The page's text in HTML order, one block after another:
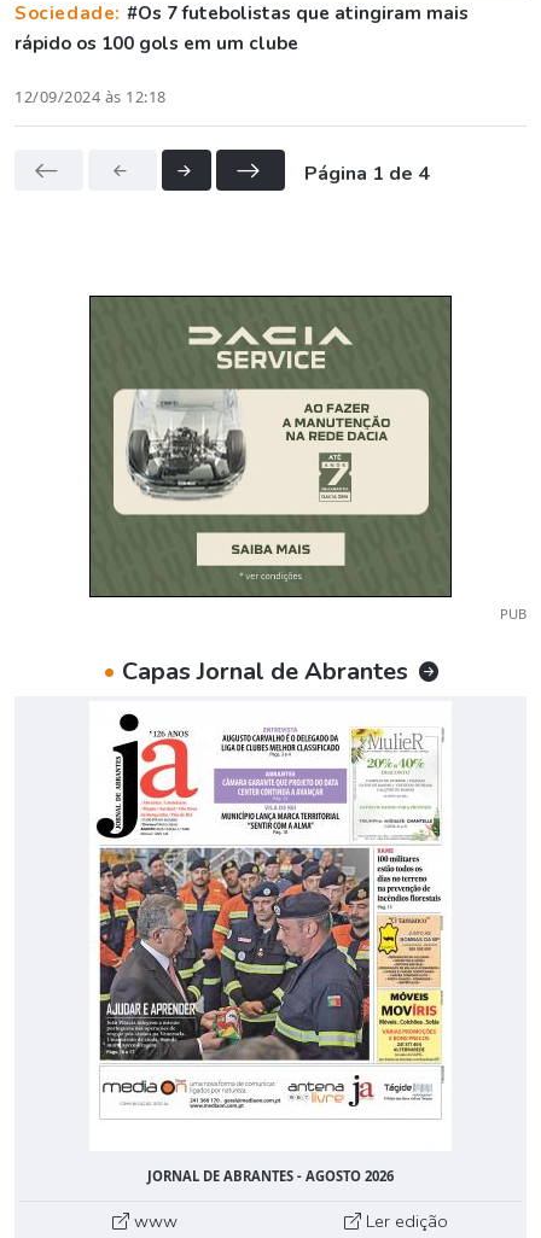
Sociedade: #Os 7 futebolistas que atingiram mais
rápido os 100 gols em um clube
12/09/2024 às 12:18
Página 1 de 4
PUB
• Capas Jornal de Abrantes
JORNAL DE ABRANTES - AGOSTO 2026
www Ler edição